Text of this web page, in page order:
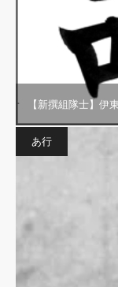
【新撰組隊士】伊
あ行